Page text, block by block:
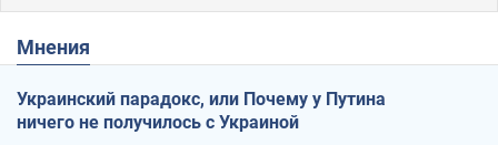
Мнения
Украинский парадокс, или Почему у Путина
ничего не получилось с Украиной